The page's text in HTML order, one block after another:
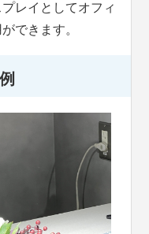
レイとしてオフィ
できます。